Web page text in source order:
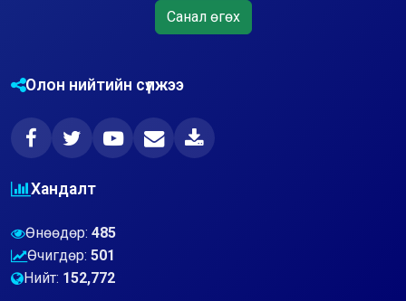
Санал өгөх
Олон нийтийн сүлжээ
Хандалт
Өнөөдөр: 485
Өчигдөр: 501
Нийт: 152,772